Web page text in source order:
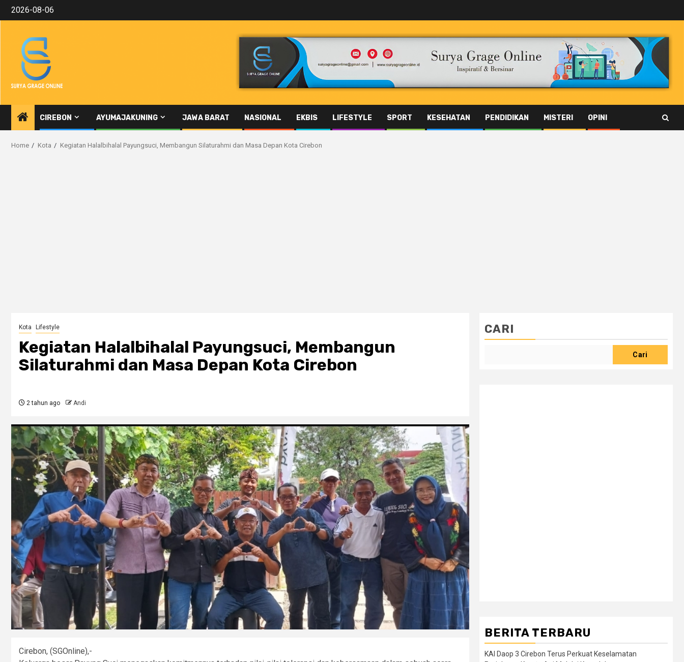
Skip2026-08-06
CIREBON AYUMAJAKUNING JAWA BARAT NASIONAL EKBIS LIFESTYLE SPORT KESEHATAN PENDIDIKAN MISTERI OPINI
Home Kota Kegiatan Halalbihalal Payungsuci, Membangun Silaturahmi dan Masa Depan Kota Cirebon
Kota Lifestyle
Kegiatan Halalbihalal Payungsuci, Membangun
Silaturahmi dan Masa Depan Kota Cirebon
2 tahun ago Andi
Cirebon, (SGOnline),-
CARI
Cari
BERITA TERBARU
KAI Daop 3 Cirebon Terus Perkuat Keselamatan